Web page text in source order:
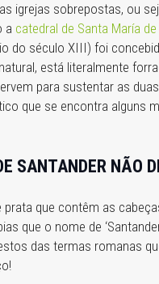
igrejas sobrepostas, ou
a catedral de Santa María
do século XIII) foi
está literalmente
para sustentar as
que se encontra alguns
SANTANDER NÃO
que contêm as
que o nome de
das termas romanas